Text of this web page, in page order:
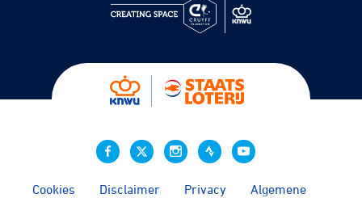
Cookies Disclaimer Privacy Algemene